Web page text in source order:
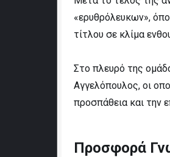
«ερυθρόλευκων»,
τίτλου σε κλίμα
Στο πλευρό της
Αγγελόπουλος, οι
προσπάθεια και την
Προσφορά